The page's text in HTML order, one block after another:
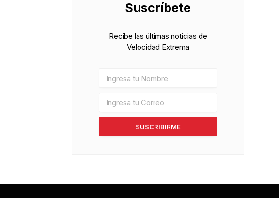
Suscríbete
Recibe las últimas noticias de
Velocidad Extrema
SUSCRIBIRME